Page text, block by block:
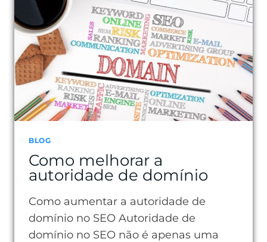
ORGÂNICO
COM
AÇÕES
SIMPLES
E
EFICAZES
BLOG
Como melhorar a
autoridade de domínio
Como aumentar a autoridade de
domínio no SEO Autoridade de
domínio no SEO não é apenas uma